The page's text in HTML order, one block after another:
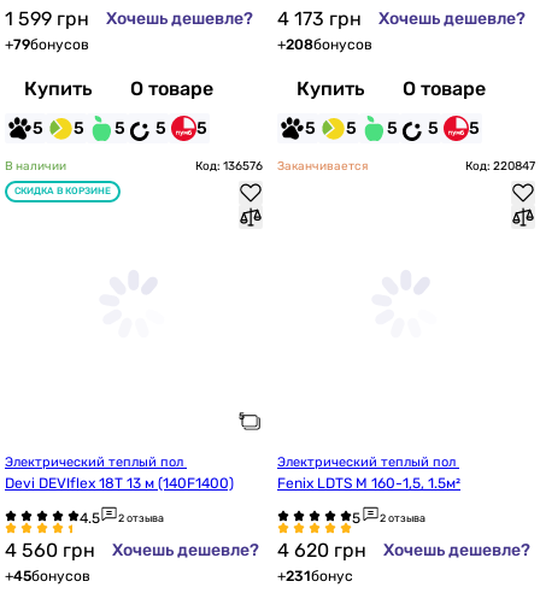
1 599 грн Хочешь дешевле?
+79бонусов
Купить О товаре
5 5 5 5 5
4 173 грн Хочешь дешевле?
+208бонусов
Купить О товаре
5 5 5 5 5
В наличии Код: 136576
СКИДКА В КОРЗИНЕ
Devi DEVIflex 18T 13 м (140F1400)
2 отзыва
4 560 грн Хочешь дешевле?
+45бонусов
Заканчивается Код: 220847
Fenix LDTS M 160-1,5, 1.5м²
2 отзыва
4 620 грн Хочешь дешевле?
+231бонус